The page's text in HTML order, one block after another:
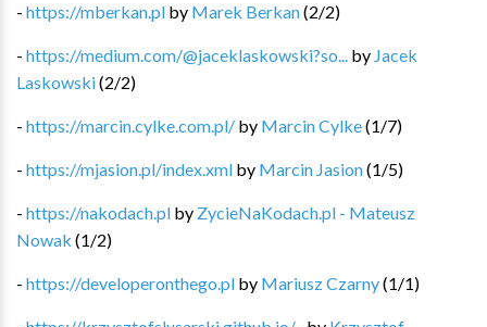
- https://mberkan.pl by Marek Berkan(2/2)
- https://medium.com/@jaceklaskowski?so... by Jacek
Laskowski(2/2)
- https://marcin.cylke.com.pl/ by Marcin Cylke(1/7)
- https://mjasion.pl/index.xml by Marcin Jasion(1/5)
- https://nakodach.pl by ZycieNaKodach.pl - Mateusz
Nowak (1/2)
- https://developeronthego.pl by Mariusz Czarny(1/1)